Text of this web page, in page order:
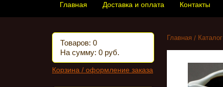
Главная Доставка и оплата Контакты
Товаров: 0
На сумму: 0 руб.
Корзина / оформление заказа
Главная Каталог